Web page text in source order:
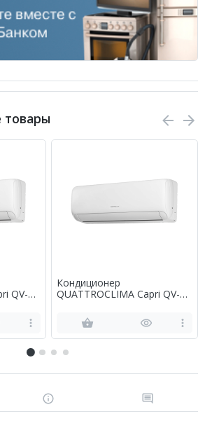
товары
QV-
Кондиционер
QUATTROCLIMA Capri QV-